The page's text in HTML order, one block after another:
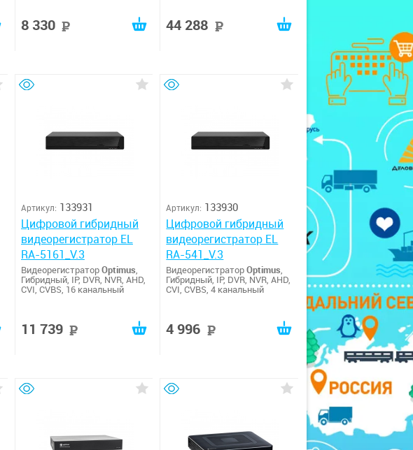
8 330 44 288
Артикул: 133931
Цифровой гибридный
видеорегистратор EL
RA-5161_V.3
ВидеорегистраторOptimus,
Гибридный, IP, DVR, NVR, AHD,
CVI, CVBS, 16 канальный
11 739
Артикул: 133930
Цифровой гибридный
видеорегистратор EL
RA-541_V.3
ВидеорегистраторOptimus,
Гибридный, IP, DVR, NVR, AHD,
CVI, CVBS, 4 канальный
4 996